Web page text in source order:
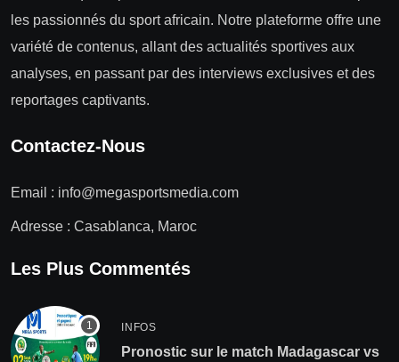
les passionnés du sport africain. Notre plateforme offre une
variété de contenus, allant des actualités sportives aux
analyses, en passant par des interviews exclusives et des
reportages captivants.
Contactez-Nous
Email : info@megasportsmedia.com
Adresse : Casablanca, Maroc
Les Plus Commentés
INFOS
Pronostic sur le match Madagascar vs